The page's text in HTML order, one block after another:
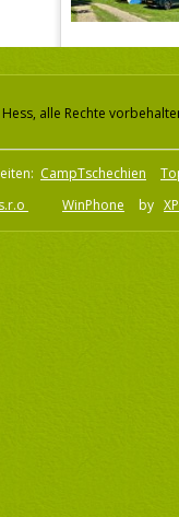
alle Rechte
CampTschechien
WinPhone by